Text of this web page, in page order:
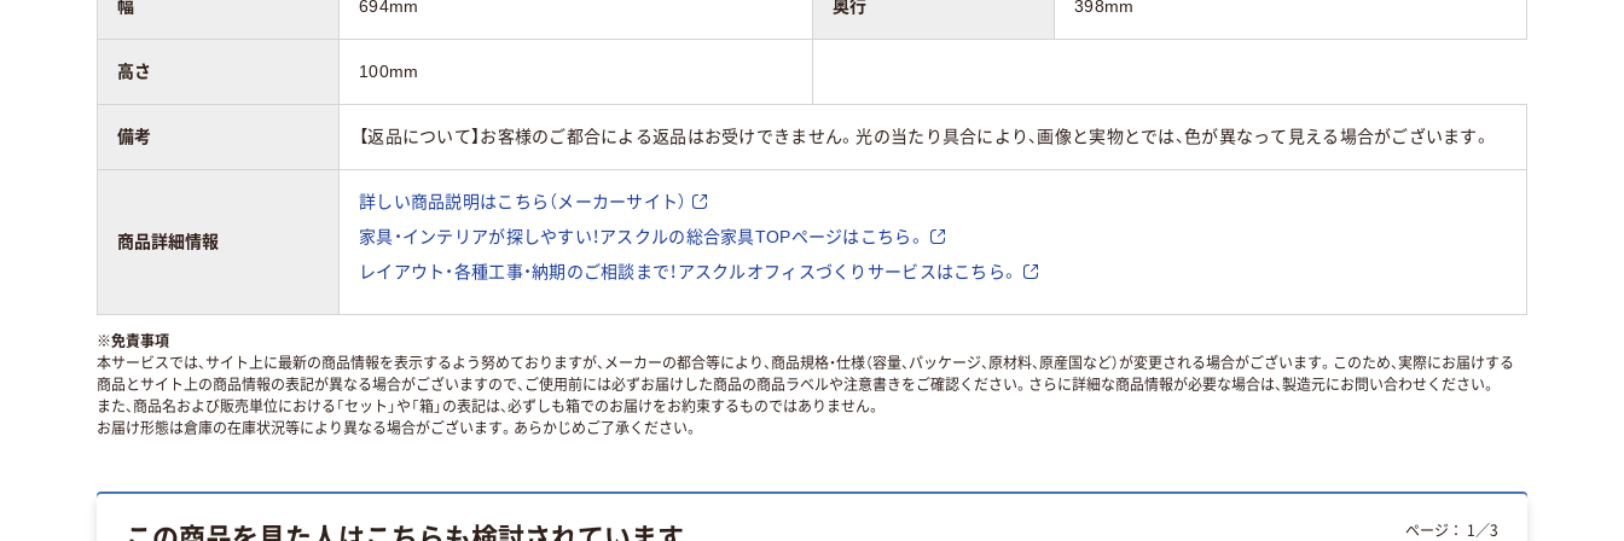
幅 694mm 奥行 398mm
高さ 100mm
備考 【返品について】お客様のご都合による返品はお受けできません。光の当たり具合により、画像と実物とでは、色が異なって見える場合がございます。
商品詳細情報
詳しい商品説明はこちら（メーカーサイト）
家具・インテリアが探しやすい！アスクルの総合家具TOPページはこちら。
レイアウト・各種工事・納期のご相談まで！アスクルオフィスづくりサービスはこちら。
※免責事項
本サービスでは、サイト上に最新の商品情報を表示するよう努めておりますが、メーカーの都合等により、商品規格・仕様（容量、パッケージ、原材料、原産国など）が変更される場合がございます。このため、実際にお届けする
商品とサイト上の商品情報の表記が異なる場合がございますので、ご使用前には必ずお届けした商品の商品ラベルや注意書きをご確認ください。さらに詳細な商品情報が必要な場合は、製造元にお問い合わせください。
また、商品名および販売単位における「セット」や「箱」の表記は、必ずしも箱でのお届けをお約束するものではありません。
お届け形態は倉庫の在庫状況等により異なる場合がございます。あらかじめご了承ください。
ページ： 1 ／3